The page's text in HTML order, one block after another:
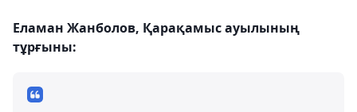
Еламан Жанболов, Қарақамыс ауылының
тұрғыны: